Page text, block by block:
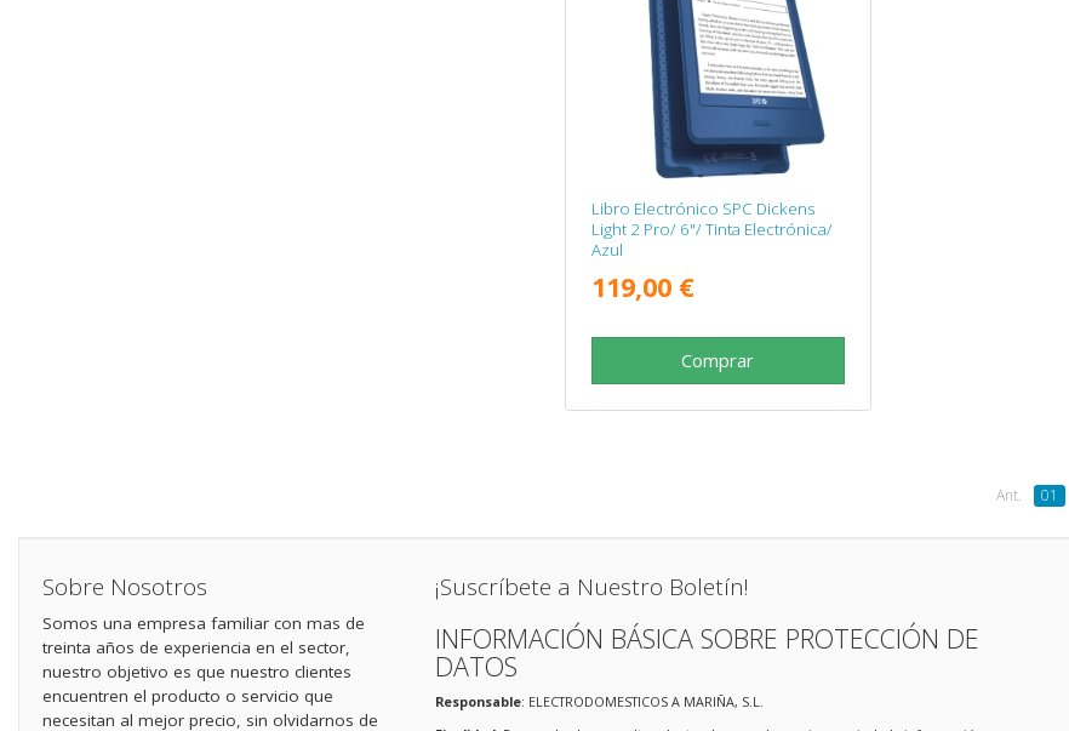
Libro Electrónico SPC Dickens
Light 2 Pro/ 6"/ Tinta Electrónica/
Azul
119,00 €
Comprar
Ant. 01
Sobre Nosotros
Somos una empresa familiar con mas de
treinta años de experiencia en el sector,
nuestro objetivo es que nuestro clientes
encuentren el producto o servicio que
necesitan al mejor precio, sin olvidarnos de
¡Suscríbete a Nuestro Boletín!
INFORMACIÓN BÁSICA SOBRE PROTECCIÓN DE
DATOS
Responsable: ELECTRODOMESTICOS A MARIÑA, S.L.